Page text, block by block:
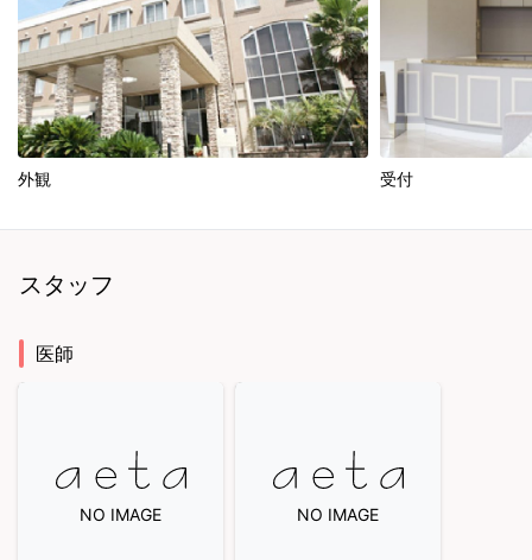
外観 受付
スタッフ
医師
NO IMAGE NO IMAGE